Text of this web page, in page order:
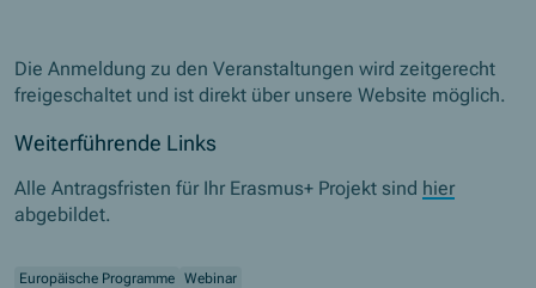
Die Anmeldung zu den Veranstaltungen wird zeitgerecht
freigeschaltet und ist direkt über unsereWebsite möglich.
Weiterführende Links
Alle Antragsfristen für Ihr Erasmus+ Projekt sind hier
abgebildet.
Europäische Programme Webinar